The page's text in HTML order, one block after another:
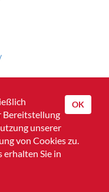
OK
Bereitstellung
unserer
von Cookies zu.
Sie in